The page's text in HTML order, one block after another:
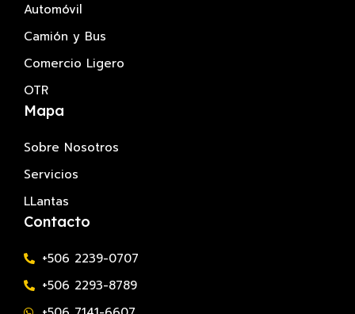
Automóvil
Camión y Bus
Comercio Ligero
OTR
Mapa
Sobre Nosotros
Servicios
LLantas
Contacto
+506 2239-0707
+506 2293-8789